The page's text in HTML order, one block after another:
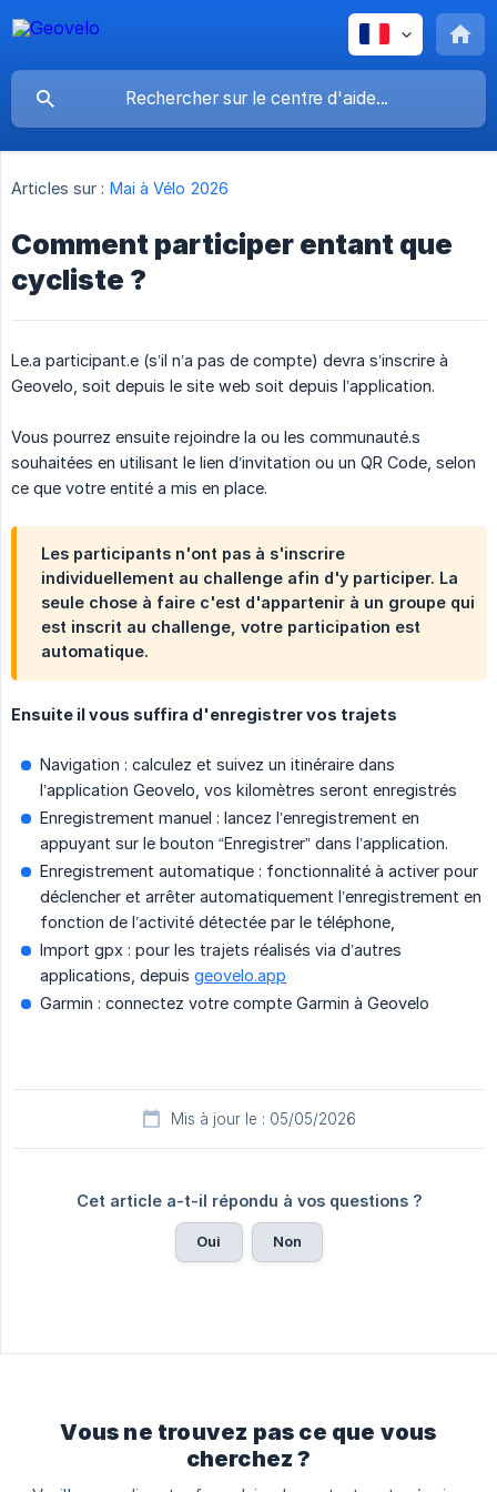
Articles sur : Mai à Vélo 2026
Comment participer entant que
cycliste ?
Le.a participant.e (s’il n’a pas de compte) devra s’inscrire à
Geovelo, soit depuis le site web soit depuis l’application.
Vous pourrez ensuite rejoindre la ou les communauté.s
souhaitées en utilisant le lien d’invitation ou un QR Code, selon
ce que votre entité a mis en place.
Les participants n'ont pas à s'inscrire
individuellement au challenge afin d'y participer. La
seule chose à faire c'est d'appartenir à un groupe qui
est inscrit au challenge, votre participation est
automatique.
Ensuite il vous suffira d'enregistrer vos trajets
Navigation : calculez et suivez un itinéraire dans
l’application Geovelo, vos kilomètres seront enregistrés
Enregistrement manuel : lancez l’enregistrement en
appuyant sur le bouton “Enregistrer” dans l’application.
Enregistrement automatique : fonctionnalité à activer pour
déclencher et arrêter automatiquement l’enregistrement en
fonction de l’activité détectée par le téléphone,
Import gpx : pour les trajets réalisés via d’autres
applications, depuis geovelo.app
Garmin : connectez votre compte Garmin à Geovelo
Mis à jour le : 05/05/2026
Cet article a-t-il répondu à vos questions ?
Oui Non
Vous ne trouvez pas ce que vous
cherchez ?